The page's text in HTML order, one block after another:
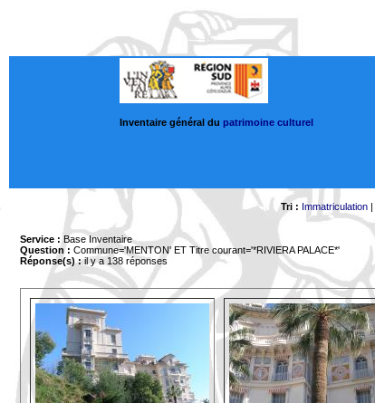
Inventaire général du patrimoine culturel
Tri : Immatriculation|
Service : Base Inventaire
Question : Commune='MENTON' ET Titre courant='*RIVIERA PALACE*'
Réponse(s) :il y a 138 réponses